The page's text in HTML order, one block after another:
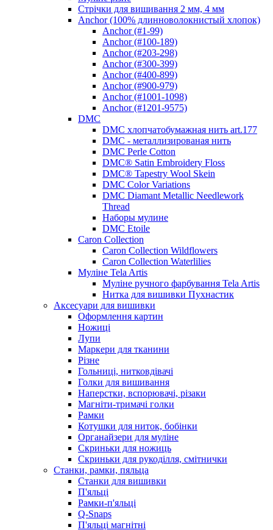
Стрічки для вишивання 2 мм, 4 мм
Anchor (100% длинноволокнистый хлопок)
Anchor (#1-99)
Anchor (#100-189)
Anchor (#203-298)
Anchor (#300-399)
Anchor (#400-899)
Anchor (#900-979)
Anchor (#1001-1098)
Anchor (#1201-9575)
DMC
DMC хлопчатобумажная нить art.177
DMC - металлизированая нить
DMC Perle Cotton
DMC® Satin Embroidery Floss
DMC® Tapestry Wool Skein
DMC Color Variations
DMC Diamant Metallic Needlework
Thread
Наборы мулине
DMC Etoile
Caron Collection
Caron Collection Wildflowers
Caron Collection Waterlilies
Муліне Tela Artis
Муліне ручного фарбування Tela Artis
Нитка для вишивки Пухнастик
Аксесуари для вишивки
Оформлення картин
Ножиці
Лупи
Маркери для тканини
Різне
Гольниці, нитковдівачі
Голки для вишивання
Наперстки, вспорювачі, різаки
Магніти-тримачі голки
Рамки
Котушки для ниток, бобінки
Органайзери для муліне
Скриньки для ножиць
Скриньки для рукоділля, смітнички
Станки, рамки, пяльца
Станки для вишивки
П'яльці
Рамки-п'яльці
Q-Snaps
П'яльці магнітні